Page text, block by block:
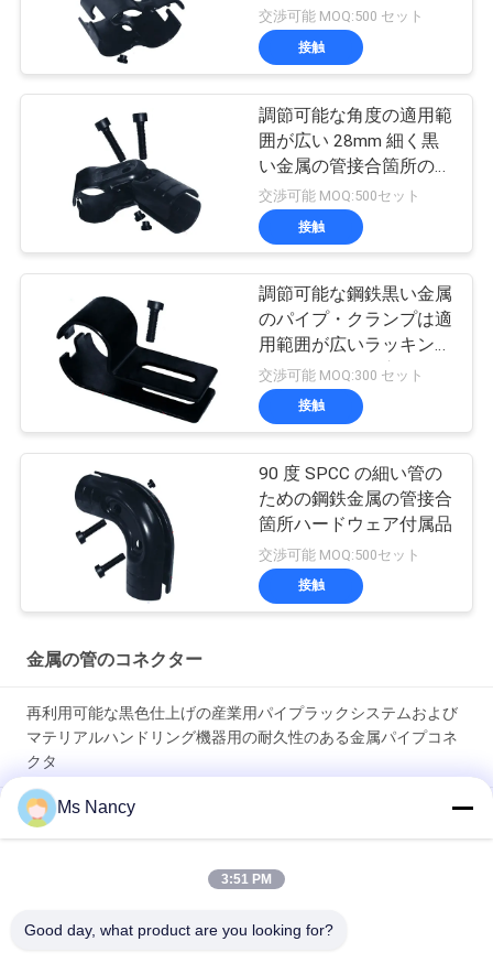
所
交渉可能 MOQ:500 セット
接触
調節可能な角度の適用範
囲が広い 28mm 細く黒
い金属の管接合箇所のコ
ネクター
交渉可能 MOQ:500セット
接触
調節可能な鋼鉄黒い金属
のパイプ・クランプは適
用範囲が広いラッキング
システムを組み立てます
交渉可能 MOQ:300 セット
接触
90 度 SPCC の細い管の
ための鋼鉄金属の管接合
箇所ハードウェア付属品
交渉可能 MOQ:500セット
接触
金属の管のコネクター
再利用可能な黒色仕上げの産業用パイプラックシステムおよび
マテリアルハンドリング機器用の耐久性のある金属パイプコネ
クタ
産業用パイプラックシステム用の滑らかな研磨表面と電気泳動
処理を施した耐久性の高い金属パイプコネクタおよびジョイン
た厚さ23mmのSPCC鋼製の耐久性のある金属パイプコネクタ
Ms Nancy
3:51 PM
Good day, what product are you looking for?